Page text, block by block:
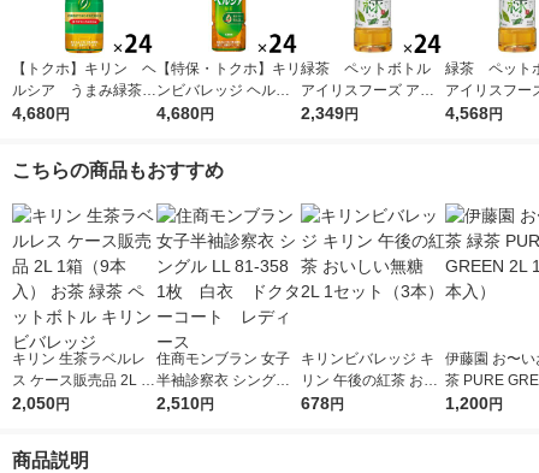
【トクホ】キリン ヘ
ルシア うまみ緑茶
５００ｍｌＰＥＴ 1箱
4,680円
【特保・トクホ】キリ
ンビバレッジ ヘルシ
ア 緑茶 350ml スリム
4,680円
緑茶 ペットボトル
アイリスフーズ アイ
リスのお茶 500ml 1箱
2,349円
緑茶 ペッ
アイリスフー
リスのお茶
4,568円
こちらの商品もおすすめ
キリン 生茶ラベルレ
ス ケース販売品 2L 1
箱（9本入） お茶 緑
2,050円
住商モンブラン 女子
半袖診察衣 シングル
LL 81-358 1枚 白
2,510円
キリンビバレッジ キ
リン 午後の紅茶 おい
しい無糖 2L 1セット
678円
伊藤園 お〜い
茶 PURE
1箱（6本入）
1,200円
商品説明